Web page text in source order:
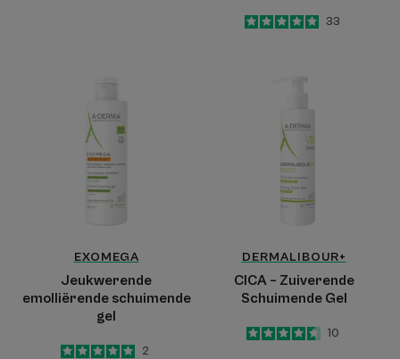
5
/
5
33
schuimende
gel
EXOMEGA
Jeukwerende
emolliërende schuimende
gel
5
/5
2
Schuimende
Gel
DERMALIBOUR+
CICA – Zuiverende
Schuimende Gel
4.6
/5
10